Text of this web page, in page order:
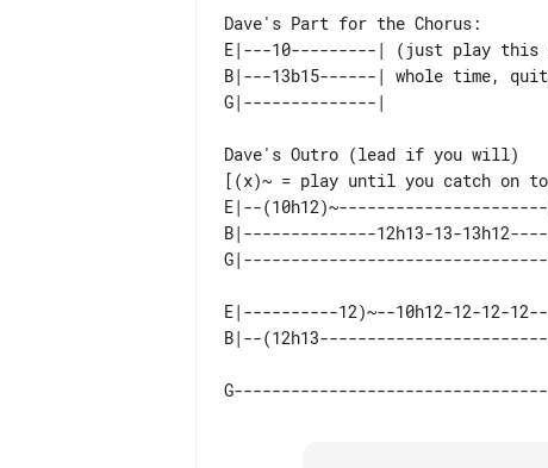
E|---10---------| (just play this
B|---13b15------|
Dave's Outro (lead if you will)
E|--
B|--------------12h13-13-
E|----------12)~--10h12-12-